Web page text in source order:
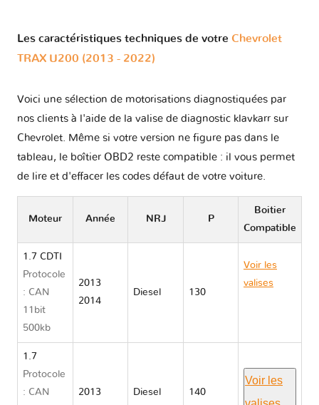
Les caractéristiques techniques de votre Chevrolet
TRAX U200 (2013 - 2022)
Voici une sélection de motorisations diagnostiquées par
nos clients à l'aide de la valise de diagnostic klavkarr sur
Chevrolet. Même si votre version ne figure pas dans le
tableau, le boîtier OBD2 reste compatible : il vous permet
de lire et d'effacer les codes défaut de votre voiture.
Moteur Année NRJ P
Boitier
Compatible
1.7 CDTI
Protocole
: CAN
11bit
500kb
2013
2014
Diesel 130
Voir les
valises
1.7
Protocole
: CAN
2013 Diesel 140
Voir les